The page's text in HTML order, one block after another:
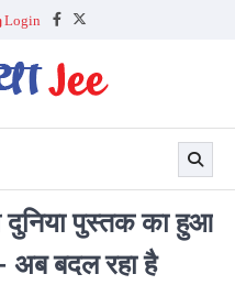
Login
Facebook
Twitter
पुस्तक का हुआ
अब बदल रहा है